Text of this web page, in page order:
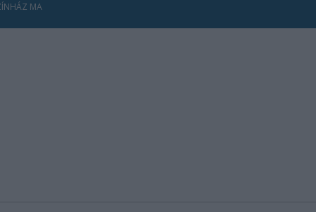
MA